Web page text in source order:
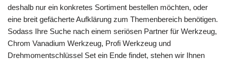
deshalb nur ein konkretes Sortiment bestellen möchten, oder
eine breit gefächerte Aufklärung zum Themenbereich benötigen.
Sodass Ihre Suche nach einem seriösen Partner für Werkzeug,
Chrom Vanadium Werkzeug, Profi Werkzeug und
Drehmomentschlüssel Set ein Ende findet, stehen wir Ihnen